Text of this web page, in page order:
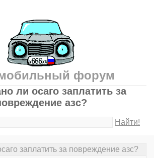
форум
ли осаго заплатить за
азс?
Найти!
заплатить за повреждение азс?